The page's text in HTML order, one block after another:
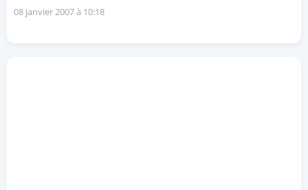
08 janvier 2007 à 10:18